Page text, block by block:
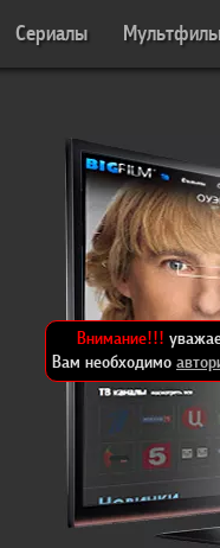
Сериалы
Внимание!!!
Вам необходимо